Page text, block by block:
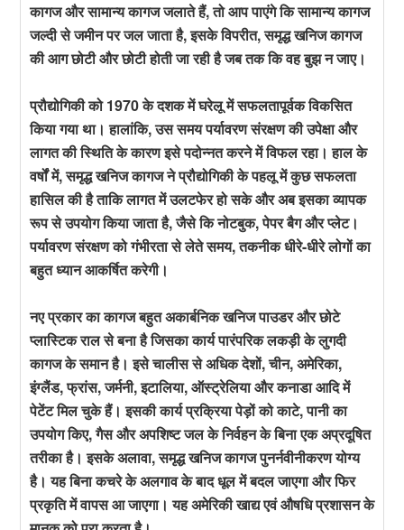
कागज और सामान्य कागज जलाते हैं, तो आप पाएंगे कि सामान्य कागज
जल्दी से जमीन पर जल जाता है, इसके विपरीत, समृद्ध खनिज कागज
की आग छोटी और छोटी होती जा रही है जब तक कि वह बुझ न जाए।
प्रौद्योगिकी को 1970 के दशक में घरेलू में सफलतापूर्वक विकसित
किया गया था। हालांकि, उस समय पर्यावरण संरक्षण की उपेक्षा और
लागत की स्थिति के कारण इसे पदोन्नत करने में विफल रहा। हाल के
वर्षों में, समृद्ध खनिज कागज ने प्रौद्योगिकी के पहलू में कुछ सफलता
हासिल की है ताकि लागत में उलटफेर हो सके और अब इसका व्यापक
रूप से उपयोग किया जाता है, जैसे कि नोटबुक, पेपर बैग और प्लेट।
पर्यावरण संरक्षण को गंभीरता से लेते समय, तकनीक धीरे-धीरे लोगों का
बहुत ध्यान आकर्षित करेगी।
नए प्रकार का कागज बहुत अकार्बनिक खनिज पाउडर और छोटे
प्लास्टिक राल से बना है जिसका कार्य पारंपरिक लकड़ी के लुगदी
कागज के समान है। इसे चालीस से अधिक देशों, चीन, अमेरिका,
इंग्लैंड, फ्रांस, जर्मनी, इटालिया, ऑस्ट्रेलिया और कनाडा आदि में
पेटेंट मिल चुके हैं। इसकी कार्य प्रक्रिया पेड़ों को काटे, पानी का
उपयोग किए, गैस और अपशिष्ट जल के निर्वहन के बिना एक अप्रदूषित
तरीका है। इसके अलावा, समृद्ध खनिज कागज पुनर्नवीनीकरण योग्य
है। यह बिना कचरे के अलगाव के बाद धूल में बदल जाएगा और फिर
प्रकृति में वापस आ जाएगा। यह अमेरिकी खाद्य एवं औषधि प्रशासन के